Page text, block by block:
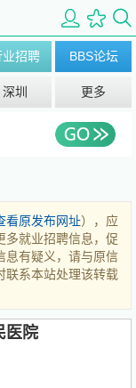
业招聘 BBS论坛
深圳 更多
看原发布网址），应
多就业招聘信息，促
息有疑义，请与原信
联系本站处理该转载
医院